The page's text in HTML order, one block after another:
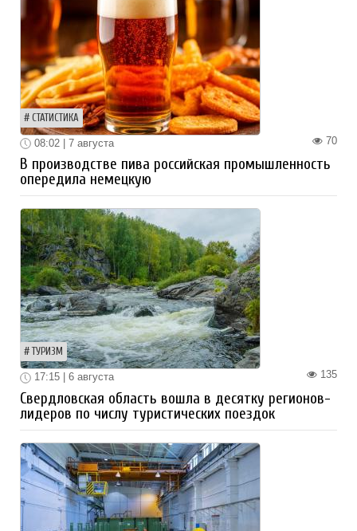
СТАТИСТИКА
70
08:02 | 7 августа
В производстве пива российская промышленность
опередила немецкую
ТУРИЗМ
135
17:15 | 6 августа
Свердловская область вошла в десятку регионов-
лидеров по числу туристических поездок